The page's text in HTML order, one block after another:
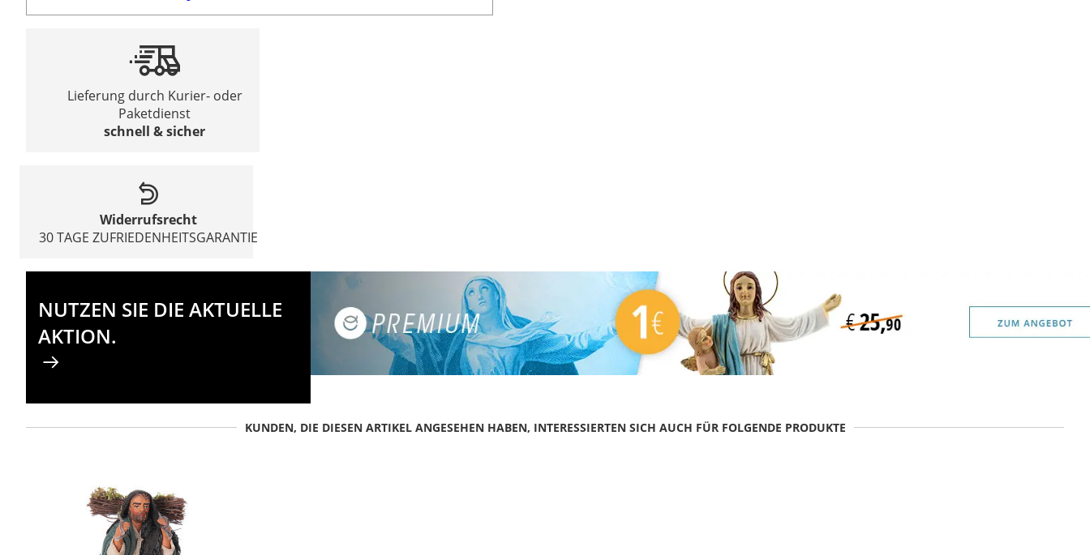
Lieferung durch Kurier- oder
Paketdienst
schnell & sicher
Widerrufsrecht
30 TAGE ZUFRIEDENHEITSGARANTIE
NUTZEN SIE DIE AKTUELLE
AKTION.
KUNDEN, DIE DIESEN ARTIKEL ANGESEHEN HABEN, INTERESSIERTEN SICH AUCH FÜR FOLGENDE PRODUKTE